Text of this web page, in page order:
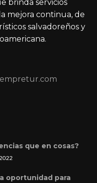
brinda servicios
mejora continua, de
salvadoreños y
que en cosas?
oportunidad para